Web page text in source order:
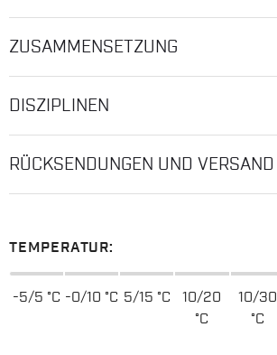
ZUSAMMENSETZUNG
DISZIPLINEN
RÜCKSENDUNGEN UND VERSAND
TEMPERATUR:
-5/5 °C -0/10 °C 5/15 °C
10/20
°C
10/30
°C